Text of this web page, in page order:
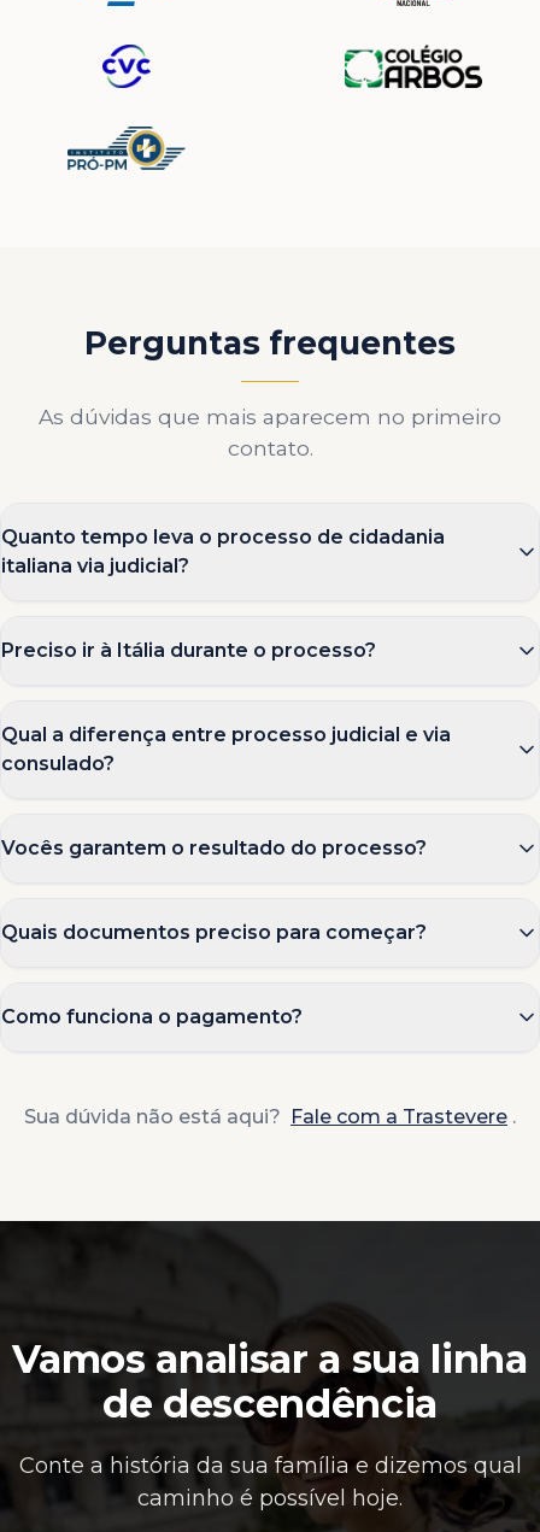
Perguntas frequentes
As dúvidas que mais aparecem no primeiro
contato.
Quanto tempo leva o processo de cidadania
italiana via judicial?
Preciso ir à Itália durante o processo?
Qual a diferença entre processo judicial e via
consulado?
Vocês garantem o resultado do processo?
Quais documentos preciso para começar?
Como funciona o pagamento?
Sua dúvida não está aqui? Fale com a Trastevere .
Vamos analisar a sua linha
de descendência
Conte a história da sua família e dizemos qual
caminho é possível hoje.